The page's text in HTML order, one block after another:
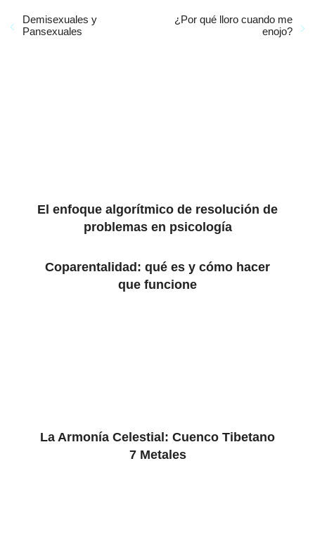
Demisexuales y
Pansexuales
¿Por qué lloro cuando me
enojo?
El enfoque algorítmico de resolución de
problemas en psicología
​​Coparentalidad: qué es y cómo hacer
que funcione
La Armonía Celestial: Cuenco Tibetano
7 Metales